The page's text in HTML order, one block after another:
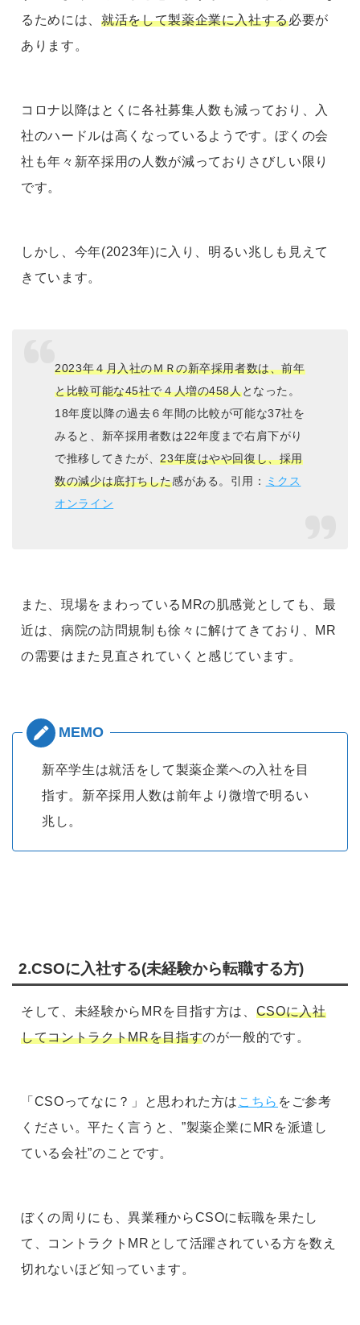
るためには、就活をして製薬企業に入社する必要が
あります。
コロナ以降はとくに各社募集人数も減っており、入
社のハードルは高くなっているようです。ぼくの会
社も年々新卒採用の人数が減っておりさびしい限り
です。
しかし、今年(2023年)に入り、明るい兆しも見えて
きています。
2023年４月入社のＭＲの新卒採用者数は、前年
と比較可能な45社で４人増の458人となった。
18年度以降の過去６年間の比較が可能な37社を
みると、新卒採用者数は22年度まで右肩下がり
で推移してきたが、23年度はやや回復し、採用
数の減少は底打ちした感がある。引用：
ミクス
オンライン
また、現場をまわっているMRの肌感覚としても、最
近は、病院の訪問規制も徐々に解けてきており、MR
の需要はまた見直されていくと感じています。
新卒学生は就活をして製薬企業への入社を目
指す。新卒採用人数は前年より微増で明るい
兆し。
2.CSOに入社する(未経験から転職する方)
そして、未経験からMRを目指す方は、 CSOに入社
してコントラクトMRを目指すのが一般的です。
「CSOってなに？」と思われた方は こちら をご参考
ください。平たく言うと、”製薬企業にMRを派遣し
ている会社”のことです。
ぼくの周りにも、異業種からCSOに転職を果たし
て、コントラクトMRとして活躍されている方を数え
切れないほど知っています。